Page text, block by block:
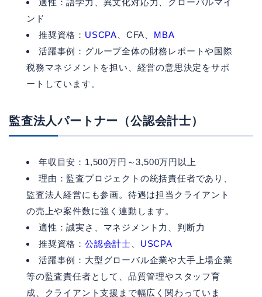
適性：語学力、異文化対応力、グローバルマイ
ンド
推奨資格： USCPA 、CFA、 MBA
活躍事例：グループ全体の財務レポートや国際
税務マネジメントを担い、経営の意思決定をサポ
ートしています。
監査法人パートナー（公認会計士）
年収目安：1,500万円～3,500万円以上
理由：監査プロジェクトの統括責任者であり、
監査法人経営にも参画。待遇は担当クライアント
の売上や案件数に強く連動します。
適性：誠実さ、マネジメント力、判断力
推奨資格： 公認会計士
USCPA
活躍事例：大型グローバル企業や大手上場企業
等の監査責任者として、品質管理やスタッフ育
成、クライアント支援まで幅広く関わっていま